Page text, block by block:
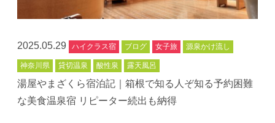
2025.05.29 ハイクラス宿 ブログ 女子旅 源泉かけ流し
神奈川県 貸切温泉 酸性泉 露天風呂
湯屋やまざくら宿泊記｜箱根で知る人ぞ知る予約困難
な美食温泉宿 リピーター続出も納得